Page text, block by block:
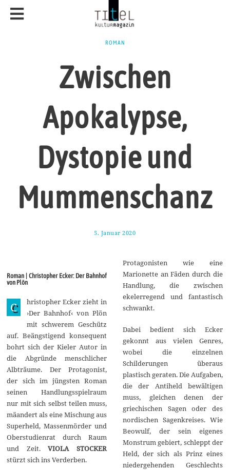
ROMAN
Zwischen
Apokalypse,
Dystopie und
Mummenschanz
5. Januar 2020
a
n
u
a
r
2
0
Roman | Christopher Ecker: Der Bahnhof
von Plön
C
hristopher Ecker zieht in
›Der Bahnhof‹ von Plön
mit schwerem Geschütz
auf. Beängstigend konsequent
bohrt sich der Kieler Autor in
die Abgründe menschlicher
Albträume. Der Protagonist,
der sich im jüngsten Roman
seinen Handlungsspielraum
nur mit sich selbst teilen muss,
mäandert als eine Mischung aus
Superheld, Massenmörder und
Oberstudienrat durch Raum
und Zeit.VIOLA STOCKER
stürzt sich ins Verderben.
Protagonisten wie eine
Marionette an Fäden durch die
Handlung, die zwischen
ekelerregend und fantastisch
schwankt.
Dabei bedient sich Ecker
gekonnt aus vielen Genres,
wobei die einzelnen
Schilderungen überaus
plastisch geraten. Die Aufgaben,
die der Antiheld bewältigen
muss, gleichen denen der
griechischen Sagen oder des
nordischen Sagenkreises. Wie
Beowulf, der sein eigenes
Monstrum gebiert, schleppt der
Held, der sich als Prinz eines
niedergehenden Geschlechts